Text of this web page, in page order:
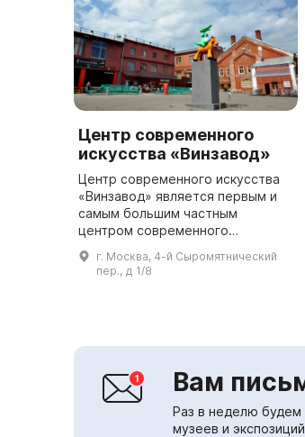
Центр современного
искусства «Винзавод»
Центр современного искусства
«Винзавод» является первым и
самым большим частным
центром современного
искусства в России, который
объединяет в себе галереи,
образовательные программы,
г. Москва, 4-й Сыромятнический
пер., д 1/8
Вам
Раз в неделю будем
музеев и